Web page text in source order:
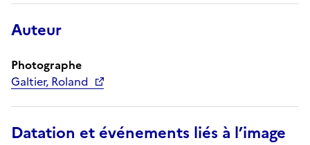
Auteur
Photographe
Galtier, Roland
Datation et événements liés à l’image